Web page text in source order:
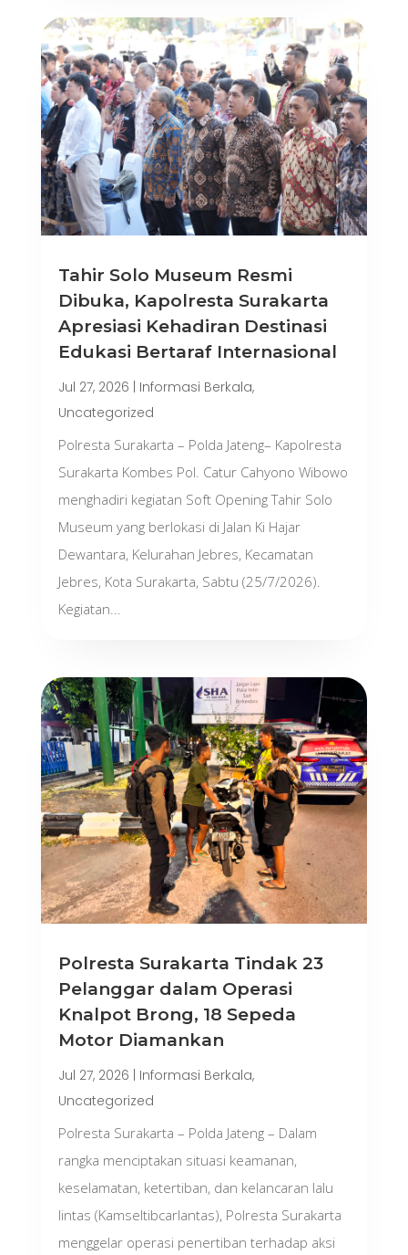
Tahir Solo Museum Resmi
Dibuka, Kapolresta Surakarta
Apresiasi Kehadiran Destinasi
Edukasi Bertaraf Internasional
Jul 27, 2026 Informasi Berkala,
Uncategorized
Polresta Surakarta – Polda Jateng– Kapolresta
Surakarta Kombes Pol. Catur Cahyono Wibowo
menghadiri kegiatan Soft Opening Tahir Solo
Museum yang berlokasi di Jalan Ki Hajar
Dewantara, Kelurahan Jebres, Kecamatan
Jebres, Kota Surakarta, Sabtu (25/7/2026).
Kegiatan...
Polresta Surakarta Tindak 23
Pelanggar dalam Operasi
Knalpot Brong, 18 Sepeda
Motor Diamankan
Jul 27, 2026 | Informasi Berkala,
Uncategorized
Polresta Surakarta – Polda Jateng – Dalam
rangka menciptakan situasi keamanan,
keselamatan, ketertiban, dan kelancaran lalu
lintas (Kamseltibcarlantas), Polresta Surakarta
menggelar operasi penertiban terhadap aksi